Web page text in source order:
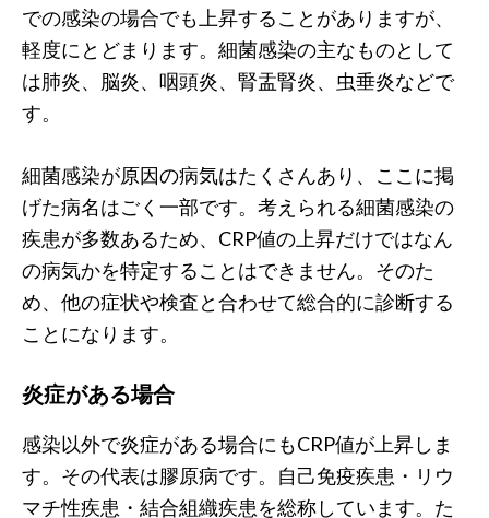
での感染の場合でも上昇することがありますが、
軽度にとどまります。細菌感染の主なものとして
は肺炎、脳炎、咽頭炎、腎盂腎炎、虫垂炎などで
す。
細菌感染が原因の病気はたくさんあり、ここに掲
げた病名はごく一部です。考えられる細菌感染の
疾患が多数あるため、CRP値の上昇だけではなん
の病気かを特定することはできません。そのた
め、他の症状や検査と合わせて総合的に診断する
ことになります。
炎症がある場合
感染以外で炎症がある場合にもCRP値が上昇しま
す。その代表は膠原病です。自己免疫疾患・リウ
マチ性疾患・結合組織疾患を総称しています。た